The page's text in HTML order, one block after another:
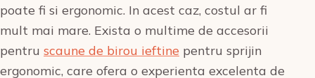
poate fi si ergonomic. In acest caz, costul ar fi
mult mai mare. Exista o multime de accesorii
pentru scaune de birou ieftine pentru sprijin
ergonomic, care ofera o experienta excelenta de